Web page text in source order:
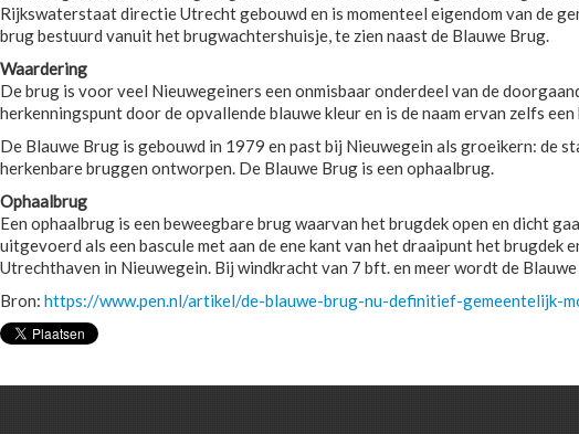
Rijkswaterstaat directie Utrecht gebouwd en is momenteel eigendom van de
brug bestuurd vanuit het brugwachtershuisje, te zien naast de Blauwe Brug.
Waardering
De brug is voor veel Nieuwegeiners een onmisbaar onderdeel van de
herkenningspunt door de opvallende blauwe kleur en is de naam ervan zelfs
De Blauwe Brug is gebouwd in 1979 en past bij Nieuwegein als groeikern: de
herkenbare bruggen ontworpen. De Blauwe Brug is een ophaalbrug.
Ophaalbrug
Een ophaalbrug is een beweegbare brug waarvan het brugdek open en dicht
uitgevoerd als een bascule met aan de ene kant van het draaipunt het
Utrechthaven in Nieuwegein. Bij windkracht van 7 bft. en meer wordt de
Bron: https://www.pen.nl/artikel/de-blauwe-brug-nu-definitief-gemeentelijk-